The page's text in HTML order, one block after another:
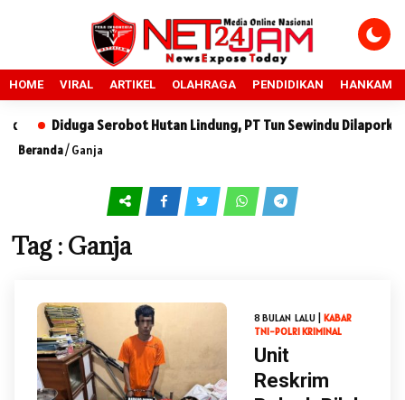
HOME VIRAL ARTIKEL OLAHRAGA PENDIDIKAN HANKAM
Diduga Serobot Hutan Lindung, PT Tun Sewindu Dilaporkan ke
Beranda/Ganja
Tag : Ganja
8 BULAN LALU | KABAR
TNI-POLRIKRIMINAL
Unit
Reskrim